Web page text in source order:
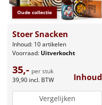
Oude collectie
Stoer Snacken
Inhoud: 10 artikelen
Voorraad: Uitverkocht
35,- per stuk
39,90 incl. BTW Inhoud
Vergelijken